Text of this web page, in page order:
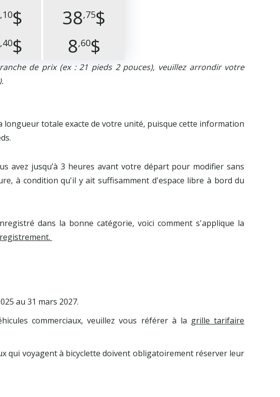
,10$ 38,75$
,40$ 8,60$
de prix (ex : 21 pieds 2 pouces), veuillez arrondir votre
longueur totale exacte de votre unité, puisque cette information
avez jusqu’à 3 heures avant votre départ pour modifier sans
à condition qu'il y ait suffisamment d'espace libre à bord du
dans la bonne catégorie, voici comment s'applique la
au 31 mars 2027.
commerciaux, veuillez vous référer à la grille tarifaire
qui voyagent à bicyclette doivent obligatoirement réserver leur